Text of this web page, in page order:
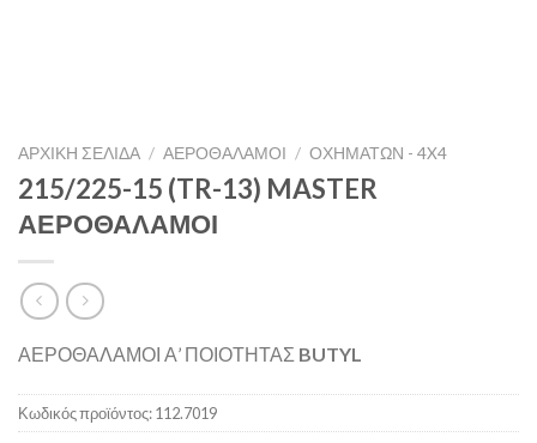
ΑΡΧΙΚΉ ΣΕΛΊΔΑ / ΑΕΡΟΘΑΛΑΜΟΙ / ΟΧΗΜΆΤΩΝ - 4X4
215/225-15 (TR-13) MASTER
ΑΕΡΟΘΑΛΑΜΟΙ
ΑΕΡΟΘΑΛΑΜΟΙ Α’ ΠΟΙΟΤΗΤΑΣ BUTYL
Κωδικός προϊόντος:112.7019